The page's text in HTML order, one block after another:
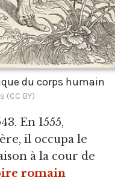
du corps humain
(CC BY)
En 1555,
il occupa le
à la cour de
romain